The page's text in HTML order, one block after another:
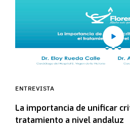
ENTREVISTA
La importancia de unificar
tratamiento a nivel andaluz